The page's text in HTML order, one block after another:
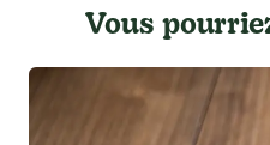
Vous